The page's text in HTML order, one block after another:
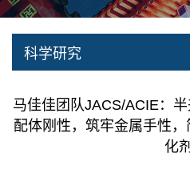
科学研究
马佳佳团队JACS/ACIE：
配体刚性，筑牢金属手性
化剂